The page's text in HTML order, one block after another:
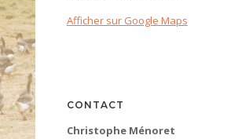
Afficher sur Google Maps
CONTACT
Christophe Ménoret